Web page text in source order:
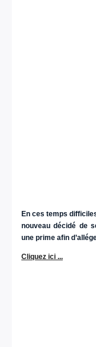
En ces temps
nouveau décidé de
une prime afin
Cliquez ici ...